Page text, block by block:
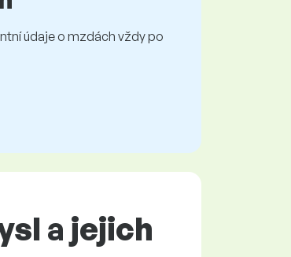
údaje o mzdách vždy po
a jejich